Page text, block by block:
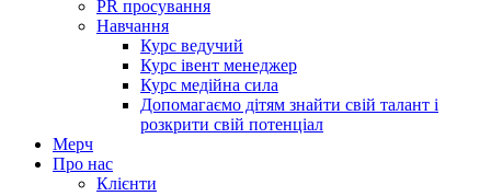
PR просування
Навчання
Курс ведучий
Курс івент менеджер
Курс медійна сила
Допомагаємо дітям знайти свій талант і
розкрити свій потенціал
Мерч
Про нас
Клієнти